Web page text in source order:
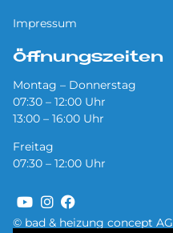
© bad & heizung concept AG
Impressum
Öffnungszeiten
Montag – Donnerstag
07:30 – 12:00 Uhr
13:00 – 16:00 Uhr
Freitag
07:30 – 12:00 Uhr